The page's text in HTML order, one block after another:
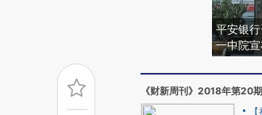
平安银
一中院宣
《财新周刊》2018年第20期